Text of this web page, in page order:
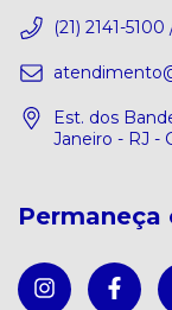
(21) 2141-
Est. dos
Janeiro - RJ -